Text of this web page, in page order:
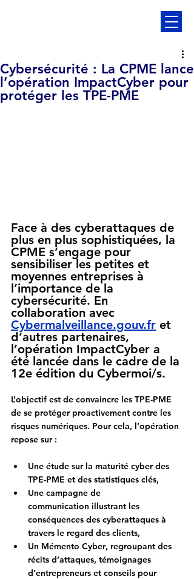
Cybersécurité : La CPME lance
l’opération ImpactCyber pour
protéger les TPE-PME
Face à des cyberattaques de
plus en plus sophistiquées, la
CPME s’engage pour
sensibiliser les petites et
moyennes entreprises à
l’importance de la
cybersécurité. En
collaboration avec
Cybermalveillance.gouv.fr et
d’autres partenaires,
l’opération ImpactCyber a
été lancée dans le cadre de la
12e édition du Cybermoi/s.
L’objectif est de convaincre les TPE-PME
de se protéger proactivement contre les
risques numériques. Pour cela, l’opération
repose sur :
Une étude sur la maturité cyber des
TPE-PME et des statistiques clés,
Une campagne de
communication illustrant les
conséquences des cyberattaques à
travers le regard des clients,
Un Mémento Cyber, regroupant des
récits d’attaques, témoignages
d’entrepreneurs et conseils pour